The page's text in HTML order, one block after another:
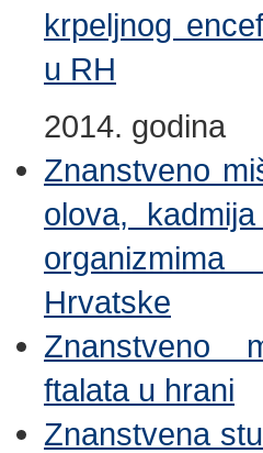
krpeljnog
u RH
2014. godina
Znanstveno
olova,
Hrvatske
Znanstveno
ftalata u hrani
Znanstvena